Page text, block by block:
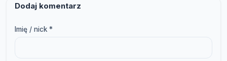
Dodaj komentarz
Imię / nick *